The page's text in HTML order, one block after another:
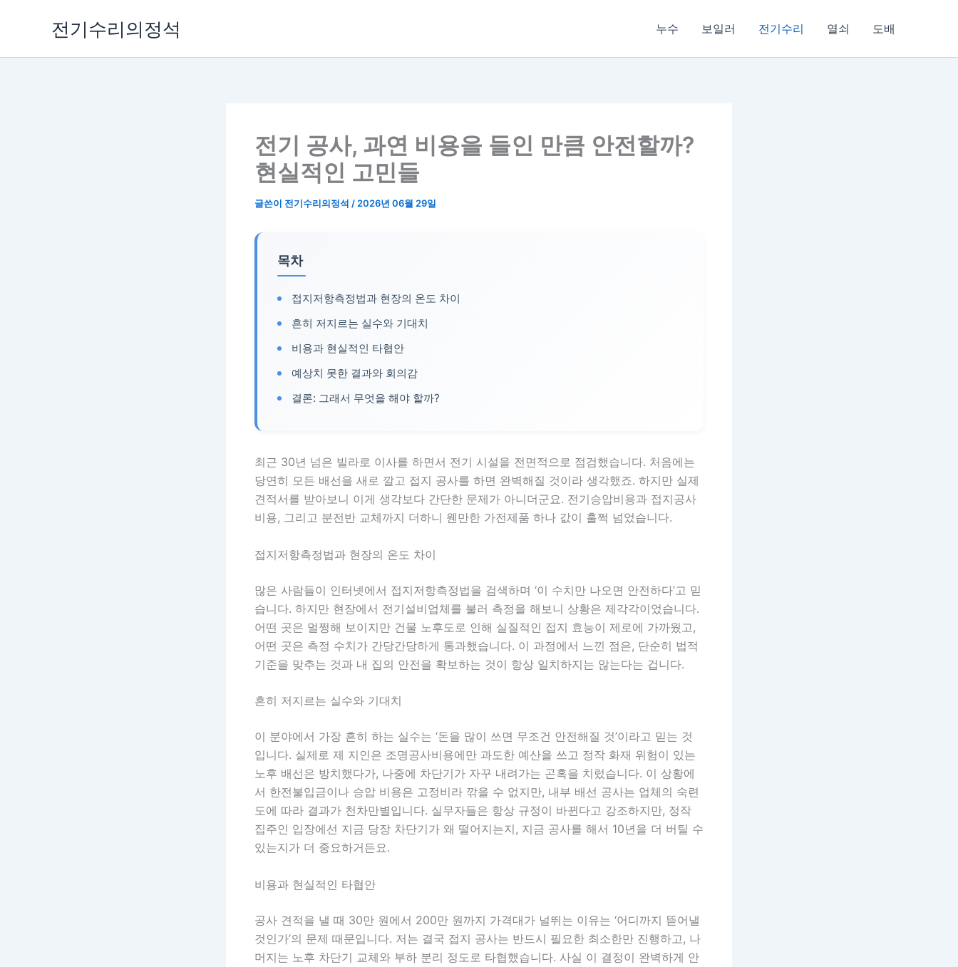
전기수리의정석 누수 보일러 전기수리 열쇠 도배
전기 공사, 과연 비용을 들인 만큼 안전할까?
현실적인 고민들
글쓴이 전기수리의정석 / 2026년 06월 29일
목차
접지저항측정법과 현장의 온도 차이
흔히 저지르는 실수와 기대치
비용과 현실적인 타협안
예상치 못한 결과와 회의감
결론: 그래서 무엇을 해야 할까?
최근 30년 넘은 빌라로 이사를 하면서 전기 시설을 전면적으로 점검했습니다. 처음에는
당연히 모든 배선을 새로 깔고 접지 공사를 하면 완벽해질 것이라 생각했죠. 하지만 실제
견적서를 받아보니 이게 생각보다 간단한 문제가 아니더군요. 전기승압비용과 접지공사
비용, 그리고 분전반 교체까지 더하니 웬만한 가전제품 하나 값이 훌쩍 넘었습니다.
접지저항측정법과 현장의 온도 차이
많은 사람들이 인터넷에서 접지저항측정법을 검색하며 ‘이 수치만 나오면 안전하다’고 믿
습니다. 하지만 현장에서 전기설비업체를 불러 측정을 해보니 상황은 제각각이었습니다.
어떤 곳은 멀쩡해 보이지만 건물 노후도로 인해 실질적인 접지 효능이 제로에 가까웠고,
어떤 곳은 측정 수치가 간당간당하게 통과했습니다. 이 과정에서 느낀 점은, 단순히 법적
기준을 맞추는 것과 내 집의 안전을 확보하는 것이 항상 일치하지는 않는다는 겁니다.
흔히 저지르는 실수와 기대치
이 분야에서 가장 흔히 하는 실수는 ‘돈을 많이 쓰면 무조건 안전해질 것’이라고 믿는 것
입니다. 실제로 제 지인은 조명공사비용에만 과도한 예산을 쓰고 정작 화재 위험이 있는
노후 배선은 방치했다가, 나중에 차단기가 자꾸 내려가는 곤혹을 치렀습니다. 이 상황에
서 한전불입금이나 승압 비용은 고정비라 깎을 수 없지만, 내부 배선 공사는 업체의 숙련
도에 따라 결과가 천차만별입니다. 실무자들은 항상 규정이 바뀐다고 강조하지만, 정작
집주인 입장에선 지금 당장 차단기가 왜 떨어지는지, 지금 공사를 해서 10년을 더 버틸 수
있는지가 더 중요하거든요.
비용과 현실적인 타협안
공사 견적을 낼 때 30만 원에서 200만 원까지 가격대가 널뛰는 이유는 ‘어디까지 뜯어낼
것인가’의 문제 때문입니다. 저는 결국 접지 공사는 반드시 필요한 최소한만 진행하고, 나
머지는 노후 차단기 교체와 부하 분리 정도로 타협했습니다. 사실 이 결정이 완벽하게 안